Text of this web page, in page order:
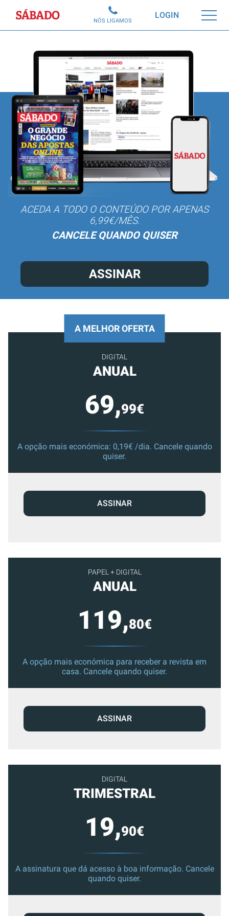
Sábado LOGIN
NÓS LIGAMOS
ACEDA A TODO O CONTEÚDO POR APENAS
6,99€/MÊS.
CANCELE QUANDO QUISER
ASSINAR
PAPEL + DIGITAL
ANUAL
119,80€
A opção mais económica para receber a revista em
casa. Cancele quando quiser.
ASSINAR
DIGITAL
TRIMESTRAL
19,90€
A assinatura que dá acesso à boa informação. Cancele
quando quiser.
A MELHOR OFERTA
DIGITAL
ANUAL
69,99€
A opção mais económica: 0,19€ /dia. Cancele quando
quiser.
ASSINAR